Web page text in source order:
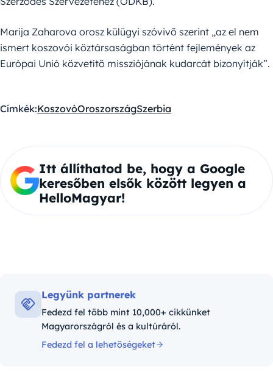
Marija Zaharova orosz külügyi szóvivő szerint „az el nem
ismert koszovói köztársaságban történt fejlemények az
Európai Unió közvetítő missziójának kudarcát bizonyítják”.
Címkék:KoszovóOroszországSzerbia
Itt állíthatod be, hogy a Google
keresőben elsők között legyen a
HelloMagyar!
Legyünk partnerek
Fedezd fel több mint 10,000+ cikkünket
Magyarországról és a kultúráról.
Fedezd fel a lehetőségeket